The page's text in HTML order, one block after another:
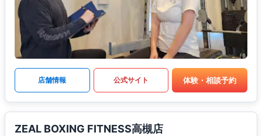
店舗情報 公式サイト 体験・相談予約
ZEAL BOXING FITNESS高槻店